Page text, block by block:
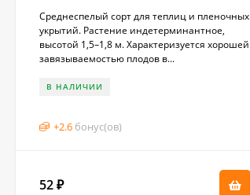
Среднеспелый сорт для теплиц и пленочных
укрытий. Растение индетерминантное,
высотой 1,5–1,8 м. Характеризуется хорошей
завязываемостью плодов в...
В НАЛИЧИИ
+2.6 бонус(ов)
52 ₽